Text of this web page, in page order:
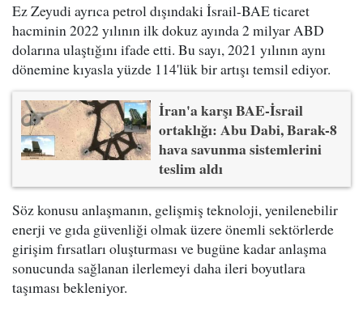
Ez Zeyudi ayrıca petrol dışındaki İsrail-BAE ticaret
hacminin 2022 yılının ilk dokuz ayında 2 milyar ABD
dolarına ulaştığını ifade etti. Bu sayı, 2021 yılının aynı
dönemine kıyasla yüzde 114'lük bir artışı temsil ediyor.
İran'a karşı BAE-İsrail
ortaklığı: Abu Dabi, Barak-8
hava savunma sistemlerini
teslim aldı
Söz konusu anlaşmanın, gelişmiş teknoloji, yenilenebilir
enerji ve gıda güvenliği olmak üzere önemli sektörlerde
girişim fırsatları oluşturması ve bugüne kadar anlaşma
sonucunda sağlanan ilerlemeyi daha ileri boyutlara
taşıması bekleniyor.